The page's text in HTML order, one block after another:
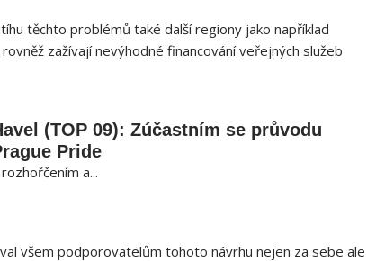
těchto‍ problémů také další regiony jako⁢ například
zažívají nevýhodné ‌financování veřejných služeb⁣
(TOP 09): Zúčastním se průvodu
Pride
rozhořčením a...
všem ‍podporovatelům ⁤tohoto návrhu nejen za sebe ale